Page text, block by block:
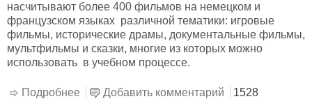
насчитывают более 400 фильмов на немецком и
французском языках различной тематики: игровые
фильмы, исторические драмы, документальные фильмы,
мультфильмы и сказки, многие из которых можно
использовать в учебном процессе.
Подробнее о Смотри и слушай
Добавить комментарий
1528